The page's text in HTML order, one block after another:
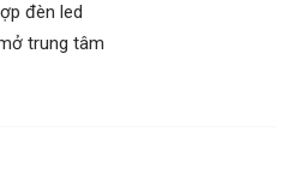
đèn led
trung tâm